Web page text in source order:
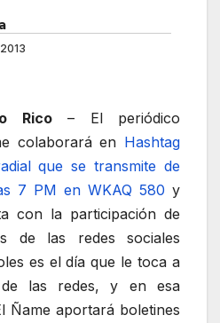
Rico– El periódico
colaborará en Hashtag
que se transmite de
7 PM en WKAQ 580 y
con la participación de
de las redes sociales
es el día que le toca a
de las redes, y en esa
Ñame aportará boletines